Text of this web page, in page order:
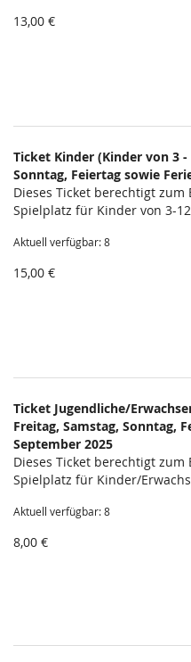
13,00 €
Ticket Kinder (Kinder von 3
Sonntag, Feiertag sowie
Dieses Ticket berechtigt
Spielplatz für Kinder von 3-
Aktuell verfügbar: 8
15,00 €
Ticket Jugendliche/
Freitag, Samstag, Sonntag,
September 2025
Dieses Ticket berechtigt
Spielplatz für Kinder/
Aktuell verfügbar: 8
8,00 €